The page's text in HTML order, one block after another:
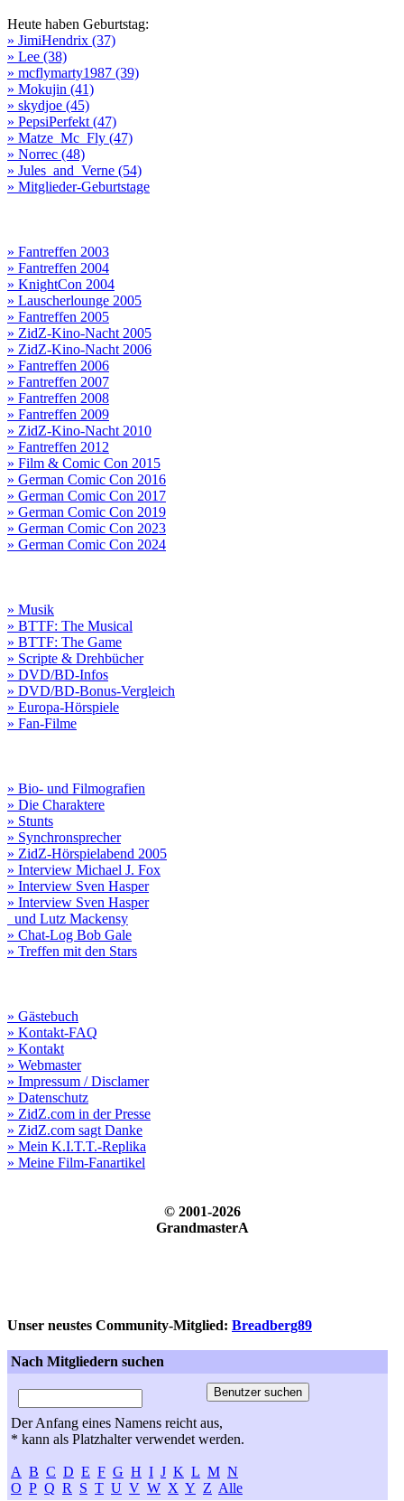
Heute haben Geburtstag:
» JimiHendrix (37)
» Lee (38)
» mcflymarty1987 (39)
» Mokujin (41)
» skydjoe (45)
» PepsiPerfekt (47)
» Matze_Mc_Fly (47)
» Norrec (48)
» Jules_and_Verne (54)
» Mitglieder-Geburtstage
» Fantreffen 2003
» Fantreffen 2004
» KnightCon 2004
» Lauscherlounge 2005
» Fantreffen 2005
» ZidZ-Kino-Nacht 2005
» ZidZ-Kino-Nacht 2006
» Fantreffen 2006
» Fantreffen 2007
» Fantreffen 2008
» Fantreffen 2009
» ZidZ-Kino-Nacht 2010
» Fantreffen 2012
» Film & Comic Con 2015
» German Comic Con 2016
» German Comic Con 2017
» German Comic Con 2019
» German Comic Con 2023
» German Comic Con 2024
» Musik
» BTTF: The Musical
» BTTF: The Game
» Scripte & Drehbücher
» DVD/BD-Infos
» DVD/BD-Bonus-Vergleich
» Europa-Hörspiele
» Fan-Filme
» Bio- und Filmografien
» Die Charaktere
» Stunts
» Synchronsprecher
» ZidZ-Hörspielabend 2005
» Interview Michael J. Fox
» Interview Sven Hasper
» Interview Sven Hasper
und Lutz Mackensy
» Chat-Log Bob Gale
» Treffen mit den Stars
» Gästebuch
» Kontakt-FAQ
» Kontakt
» Webmaster
» Impressum / Disclamer
» Datenschutz
» ZidZ.com in der Presse
» ZidZ.com sagt Danke
» Mein K.I.T.T.-Replika
» Meine Film-Fanartikel
© 2001-2026
GrandmasterA
Unser neustes Community-Mitglied: Breadberg89
Nach Mitgliedern suchen
Der Anfang eines Namens reicht aus,
* kann als Platzhalter verwendet werden.
A B C D E F G H I J K L M N
O P Q R S T U V W X Y Z Alle